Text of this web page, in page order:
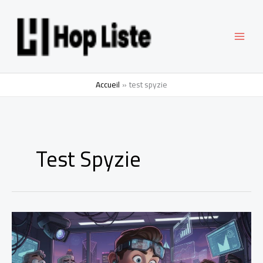
Accueil test spyzie
Test Spyzie
Spyzie
avis
2026
: